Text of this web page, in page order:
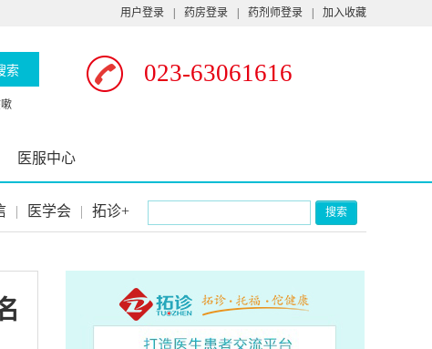
用户登录 药房登录 药剂师登录 加入收藏
索 023-63061616
医服中心
| 医学会 | 拓诊+ 搜索